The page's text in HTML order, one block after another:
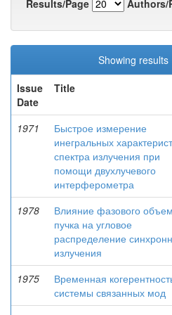
Results/Page Authors/
Showing
Issue
Date
Title
1971
Быстрое измерение
инегральных
спектра излучения при
помощи двухлучевого
интерферометра
1978
Влияние фазового
пучка на угловое
распределение
излучения
1975
Временная
системы связанных мод